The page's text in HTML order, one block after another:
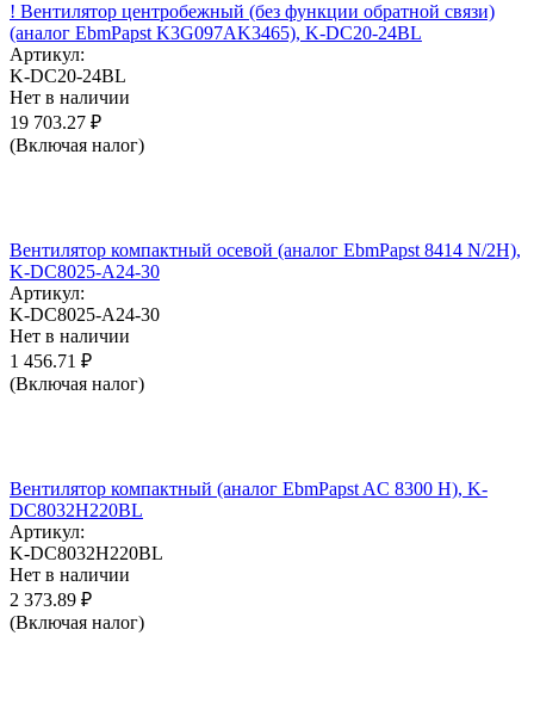
! Вентилятор центробежный (без функции обратной связи)
(аналог EbmPapst K3G097AK3465), K-DC20-24BL
Артикул:
K-DC20-24BL
Нет в наличии
19 703.27 ₽
(Включая налог)
Вентилятор компактный осевой (аналог EbmPapst 8414 N/2H),
K-DC8025-A24-30
Артикул:
K-DC8025-A24-30
Нет в наличии
1 456.71 ₽
(Включая налог)
Вентилятор компактный (аналог EbmPapst AC 8300 H), K-
DC8032H220BL
Артикул:
K-DC8032H220BL
Нет в наличии
2 373.89 ₽
(Включая налог)